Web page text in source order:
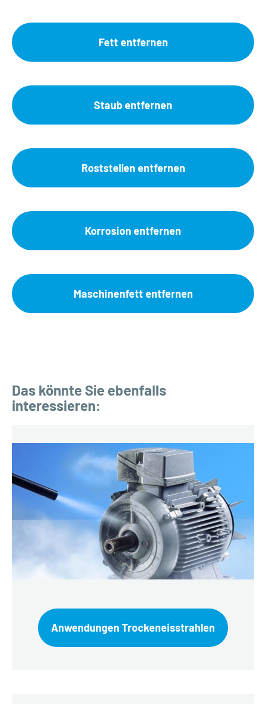
Fett entfernen
Staub entfernen
Roststellen entfernen
Korrosion entfernen
Maschinenfett entfernen
Das könnte Sie ebenfalls
interessieren:
Anwendungen Trockeneisstrahlen